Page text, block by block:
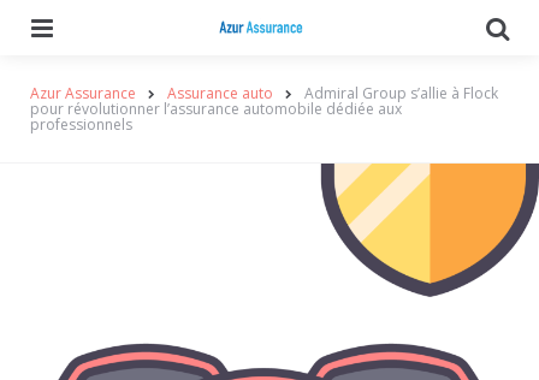
Azur Assurance Assurance auto Admiral Group s’allie à Flock
pour révolutionner l’assurance automobile dédiée aux
professionnels